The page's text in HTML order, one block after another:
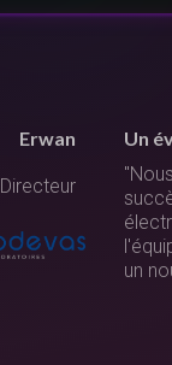
Erwan
Directeur
Un
un